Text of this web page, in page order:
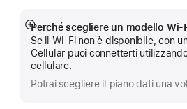
Perché scegliere un modello
Se il Wi-Fi non è disponibile, con
Cellular puoi connetterti
cellulare.
Potrai scegliere il piano dati una
Mostra
di
più